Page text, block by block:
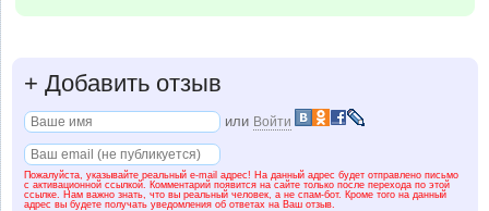
+ Добавить отзыв
или Войти
Пожалуйста, указывайте реальный e-mail адрес! На данный адрес будет отправлено письмо
с активационной ссылкой. Комментарий появится на сайте только после перехода по этой
ссылке. Нам важно знать, что вы реальный человек, а не спам-бот. Кроме того на данный
адрес вы будете получать уведомления об ответах на Ваш отзыв.